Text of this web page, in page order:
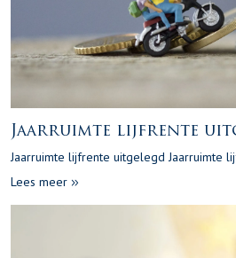
Jaarruimte lijfrente
Jaarruimte lijfrente uitgelegd Jaarruimte
Lees meer